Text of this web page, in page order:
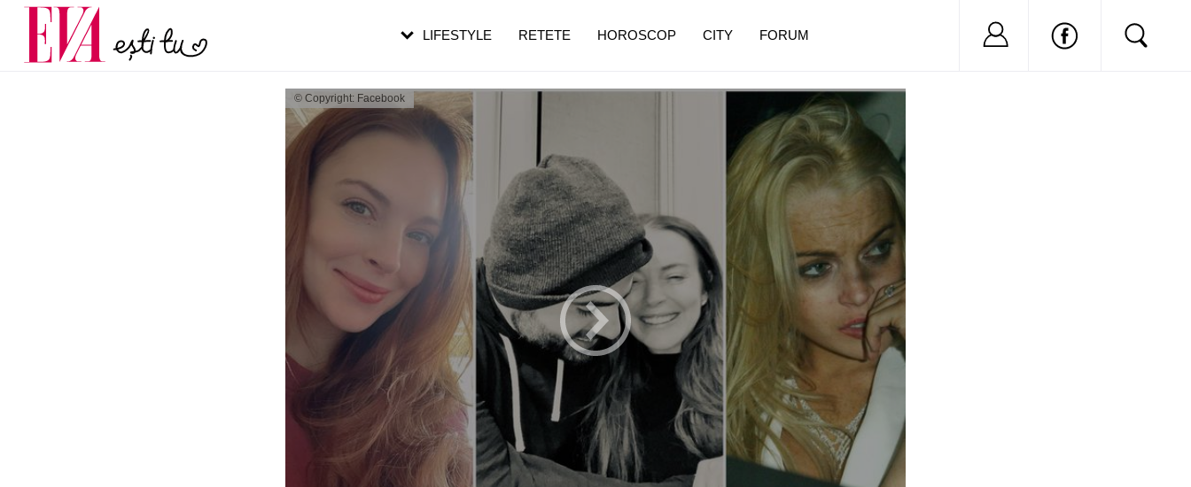
© Copyright: Facebook
LIFESTYLE RETETE HOROSCOP CITY FORUM Nu ai cont?
Carieră
Actualitate
pe măsură ce înaintezi în vârstă
de dureroasă este investigația